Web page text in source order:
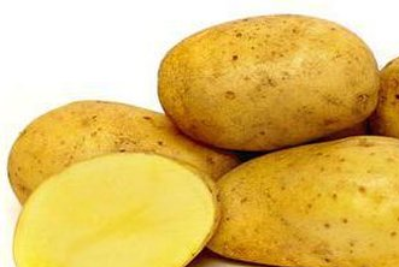
Заказать обратный звонок
Каталог
Грунты